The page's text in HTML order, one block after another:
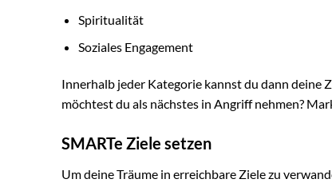
Spiritualität
Soziales Engagement
Innerhalb jeder Kategorie kannst du dann deine
möchtest du als nächstes in Angriff nehmen?
SMARTe Ziele setzen
Um deine Träume in erreichbare Ziele zu